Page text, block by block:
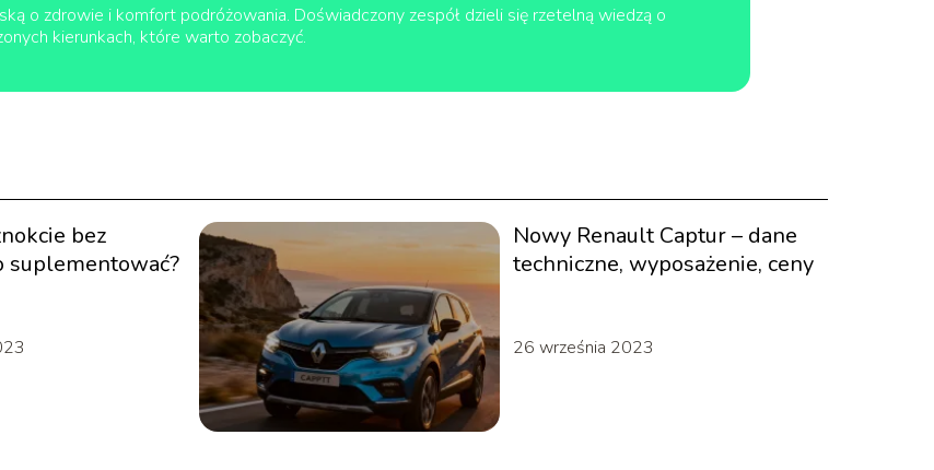
o zdrowie i komfort podróżowania. Doświadczony zespół dzieli się rzetelną wiedzą o
kierunkach, które warto zobaczyć.
bez
suplementować?
Nowy Renault Captur – dane
techniczne, wyposażenie, ceny
26 września 2023